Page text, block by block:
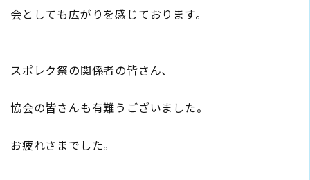
会としても広がりを感じております。
スポレク祭の関係者の皆さん、
協会の皆さんも有難うございました。
お疲れさまでした。